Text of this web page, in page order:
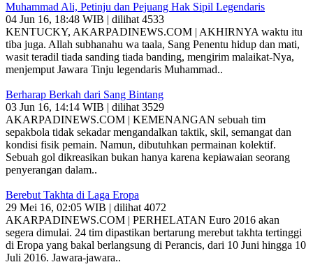
Muhammad Ali, Petinju dan Pejuang Hak Sipil Legendaris
04 Jun 16, 18:48 WIB | dilihat 4533
KENTUCKY, AKARPADINEWS.COM | AKHIRNYA waktu itu
tiba juga. Allah subhanahu wa taala, Sang Penentu hidup dan mati,
wasit teradil tiada sanding tiada banding, mengirim malaikat-Nya,
menjemput Jawara Tinju legendaris Muhammad..
Berharap Berkah dari Sang Bintang
03 Jun 16, 14:14 WIB | dilihat 3529
AKARPADINEWS.COM | KEMENANGAN sebuah tim
sepakbola tidak sekadar mengandalkan taktik, skil, semangat dan
kondisi fisik pemain. Namun, dibutuhkan permainan kolektif.
Sebuah gol dikreasikan bukan hanya karena kepiawaian seorang
penyerangan dalam..
Berebut Takhta di Laga Eropa
29 Mei 16, 02:05 WIB | dilihat 4072
AKARPADINEWS.COM | PERHELATAN Euro 2016 akan
segera dimulai. 24 tim dipastikan bertarung merebut takhta tertinggi
di Eropa yang bakal berlangsung di Perancis, dari 10 Juni hingga 10
Juli 2016. Jawara-jawara..